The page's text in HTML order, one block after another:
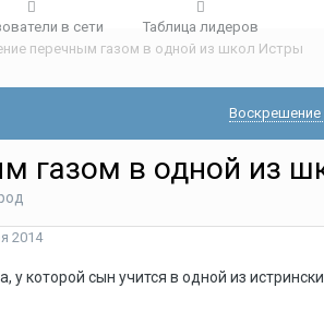
в сети Таблица лидеров
перечным газом в одной из школ Истры
Воскрешение
газом в одной из
2014
у которой сын учится в одной из